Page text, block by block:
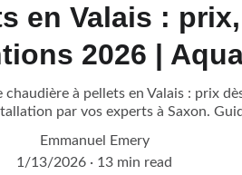
en Valais :
2026 |
à pellets en Valais : prix
par vos experts à Saxon.
Emmanuel Emery
1/13/2026
13 min read